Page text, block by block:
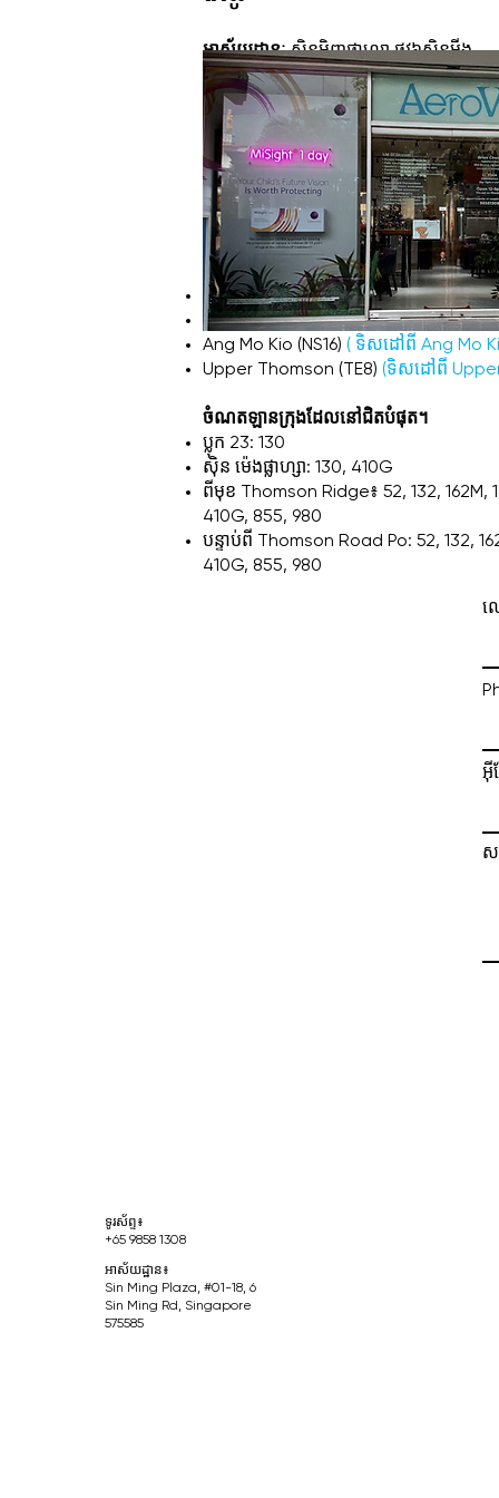
​អាស័យដ្ឋានៈស៊ិនមិញផ្លាហ្សា ផ្លូវ៦ស៊ិនមីង,
#01-18 សិង្ហបុរី 575585
ទូរស័ព្ទ +65 9858 1308
ម៉ោងបើក៖ 12:00 - 08:00 យប់ រៀងរាល់ថ្ងៃ
អ៊ីមែល ៖enquiry@aerov.com.sg
MRT ដែលនៅជិតបំផុត។
Marymount (CC16)(ទិសដៅពី
Bishan (NS17 / CC15)(ទិសដៅពី
Ang Mo Kio (NS16) ( ទិសដៅពី Ang Mo
Upper Thomson (TE8) (ទិសដៅពី
ចំណតឡានក្រុងដែលនៅជិតបំផុត។
ប្លុក 23: 130
ស៊ិន ម៉េងផ្លាហ្សា: 130, 410G
ពីមុខ Thomson Ridge៖ 52, 132, 162M,
410G, 855, 980
បន្ទាប់ពី Thomson Road Po: 52, 132,
410G, 855, 980
ឈ្
អ៊ី
ស
ទូរស័ព្ទ៖
+65 9858 1308
អាស័យដ្ឋាន៖
Sin Ming Plaza, #01-18, 6
Sin Ming Rd, Singapore
575585